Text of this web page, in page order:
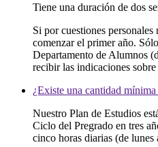
Tiene una duración de dos
Si por cuestiones
comenzar el primer año.
Departamento de Alumnos
recibir las indicaciones
¿Existe una cantidad mínima
Nuestro Plan de Estudios
Ciclo del Pregrado en tres
cinco horas diarias (de lunes